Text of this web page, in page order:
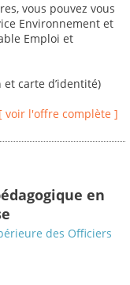
vous pouvez vous
Environnement et
Emploi et
carte d’identité)
[ voir l'offre complète ]
en
des Officiers